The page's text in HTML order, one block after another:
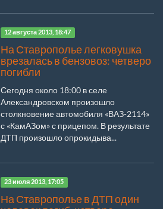
12 августа 2013, 18:47
На Ставрополье легковушка
врезалась в бензовоз: четверо
погибли
Сегодня около 18:00 в селе
Александровском произошло
столкновение автомобиля «ВАЗ-2114»
с «КамАЗом» с прицепом. В результате
ДТП произошло опрокидыва...
23 июля 2013, 17:05
На Ставрополье в ДТП один